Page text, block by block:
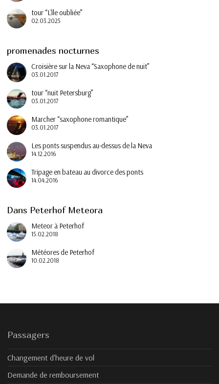
tour “L'île oubliée”
02.03.2025
promenades nocturnes
Croisière sur la Neva “Saxophone de nuit”
03.01.2017
tour “nuit Petersburg”
03.01.2017
Marcher “saxophone romantique”
03.01.2017
Les ponts suspendus au-dessus de la Neva
14.12.2016
Tripage en bateau au divorce des ponts
14.04.2016
Dans Peterhof Meteora
Meteor à Peterhof
15.02.2018
Météores de Peterhof
10.02.2018
Passagers
Changement d'heure de vol
Demande de remboursement